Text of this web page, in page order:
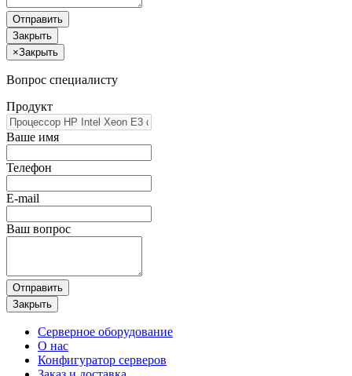
Отправить
Закрыть
×Закрыть
Вопрос специалисту
Продукт
Ваше имя
Телефон
E-mail
Ваш вопрос
Отправить
Закрыть
Серверное оборудование
О нас
Конфигуратор серверов